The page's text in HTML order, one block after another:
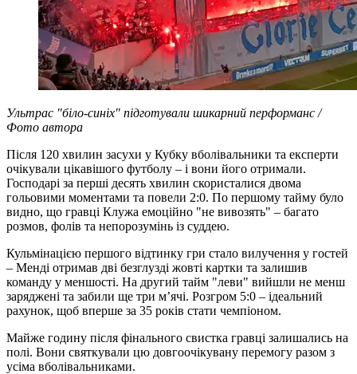
Ультрас "біло-синіх" підготували шикарний перформанс /
Фото автора
Після 120 хвилин засухи у Кубку вболівальники та експерти
очікували цікавішого футболу – і вони його отримали.
Господарі за перші десять хвилин скористалися двома
гольовими моментами та повели 2:0. По першому тайму було
видно, що гравці Клужа емоційно "не вивозять" – багато
розмов, фолів та непорозумінь із суддею.
Кульмінацією першого відтинку гри стало вилучення у гостей
– Менді отримав дві безглузді жовті картки та залишив
команду у меншості. На другий тайм "леви" вийшли не менш
заряджені та забили ще три м’ячі. Розгром 5:0 – ідеальний
рахунок, щоб вперше за 35 років стати чемпіоном.
Майже годину після фінального свистка гравці залишались на
полі. Вони святкували цю довгоочікувану перемогу разом з
усіма вболівальниками.